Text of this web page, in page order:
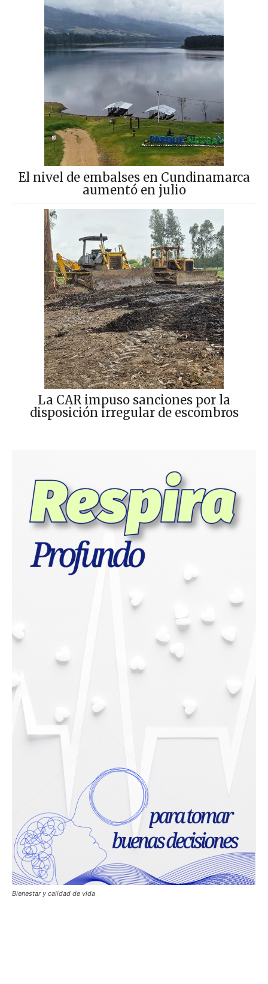
El nivel de embalses en Cundinamarca
aumentó en julio
La CAR impuso sanciones por la
disposición irregular de escombros
Bienestar y calidad de vida